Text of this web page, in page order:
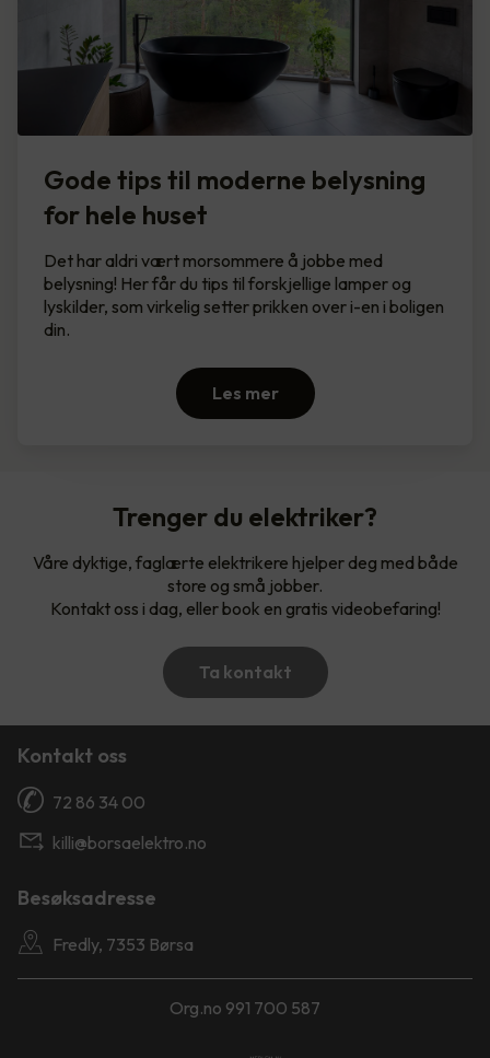
Gode tips til moderne belysning
for hele huset
Det har aldri vært morsommere å jobbe med
belysning! Her får du tips til forskjellige lamper og
lyskilder, som virkelig setter prikken over i-en i boligen
din.
Les mer
Trenger du elektriker?
Våre dyktige, faglærte elektrikere hjelper deg med både
store og små jobber.
Kontakt oss i dag, eller book en gratis videobefaring!
Ta kontakt
Kontakt oss
72 86 34 00
killi@borsaelektro.no
Besøksadresse
Fredly, 7353 Børsa
Org.no 991 700 587